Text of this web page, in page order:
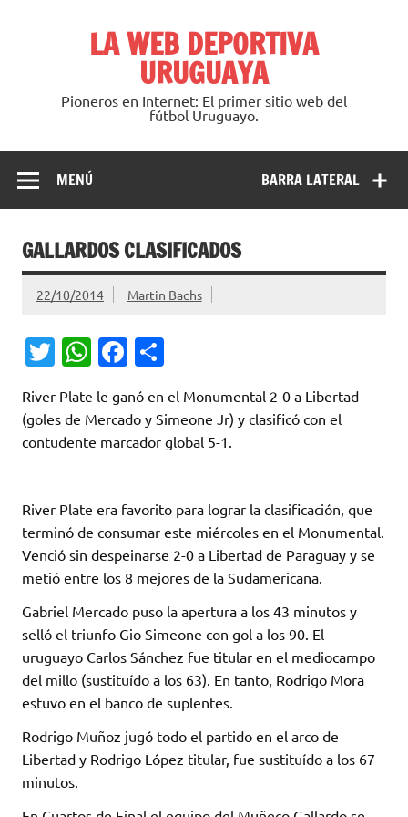
LA WEB DEPORTIVA
URUGUAYA
Pioneros en Internet: El primer sitio web del
fútbol Uruguayo.
BARRA LATERAL
MENÚ
GALLARDOS CLASIFICADOS
22/10/2014 Martin Bachs
T
it
te
W
at
s
p
Fa
e
b
k
m
p
r
River Plate le ganó en el Monumental 2-0 a Libertad
(goles de Mercado y Simeone Jr) y clasificó con el
contudente marcador global 5-1.
River Plate era favorito para lograr la clasificación, que
terminó de consumar este miércoles en el Monumental.
Venció sin despeinarse 2-0 a Libertad de Paraguay y se
metió entre los 8 mejores de la Sudamericana.
Gabriel Mercado puso la apertura a los 43 minutos y
selló el triunfo Gio Simeone con gol a los 90. El
uruguayo Carlos Sánchez fue titular en el mediocampo
del millo (sustituído a los 63). En tanto, Rodrigo Mora
estuvo en el banco de suplentes.
Rodrigo Muñoz jugó todo el partido en el arco de
Libertad y Rodrigo López titular, fue sustituído a los 67
minutos.